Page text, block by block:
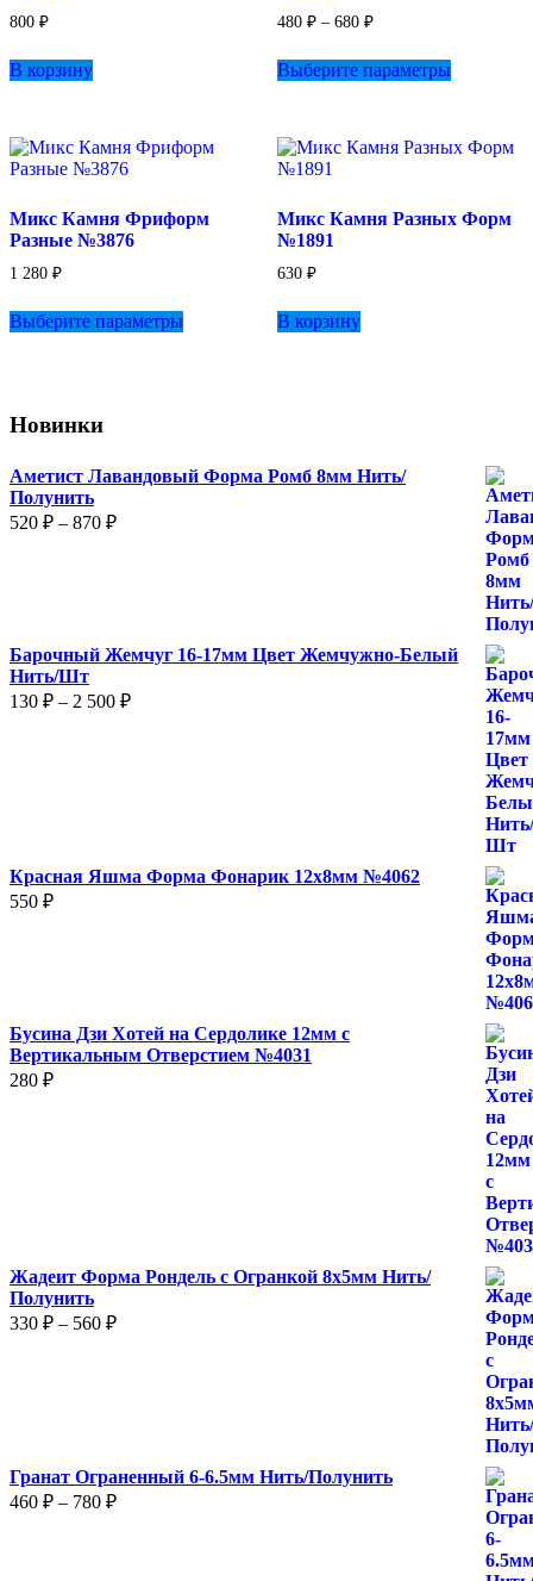
800 ₽
В корзину
480 ₽ – 680 ₽Диапазон
480 ₽
–
Выберите параметрытовар
Опции
на
Микс Камня Фриформ
Разные №3876
1 280 ₽
Выберите параметры
на
Микс Камня Разных Форм
№1891
630 ₽
В корзину
Новинки
Аметист Лавандовый Форма Ромб 8мм Нить/
Полунить
520 ₽ – 870 ₽Диапазон
Барочный Жемчуг 16-17мм Цвет Жемчужно-Белый
Нить/Шт
130 ₽ – 2 500 ₽Диапазон
Красная Яшма Форма Фонарик 12x8мм №4062
550 ₽
Бусина Дзи Хотей на Сердолике 12мм с
Вертикальным Отверстием №4031
280 ₽
Жадеит Форма Рондель с Огранкой 8х5мм Нить/
Полунить
330 ₽ – 560 ₽Диапазон
Гранат Ограненный 6-6.5мм Нить/Полунить
460 ₽ – 780 ₽Диапазон